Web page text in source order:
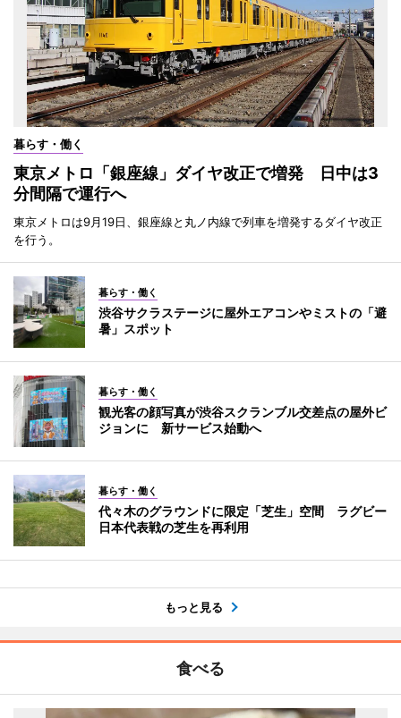
暮らす・働く
東京メトロ「銀座線」ダイヤ改正で増発 日中は3
分間隔で運行へ
東京メトロは9月19日、銀座線と丸ノ内線で列車を増発するダイヤ改正
を行う。
暮らす・働く
渋谷サクラステージに屋外エアコンやミストの「避
暑」スポット
暮らす・働く
観光客の顔写真が渋谷スクランブル交差点の屋外ビ
ジョンに 新サービス始動へ
暮らす・働く
代々木のグラウンドに限定「芝生」空間 ラグビー
日本代表戦の芝生を再利用
もっと見る
食べる